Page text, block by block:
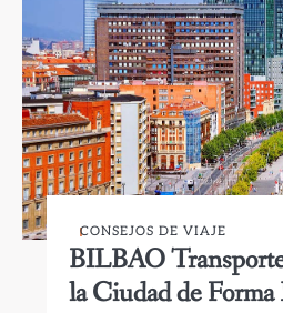
CONSEJOS DE VIAJE
BILBAO
la Ciudad de